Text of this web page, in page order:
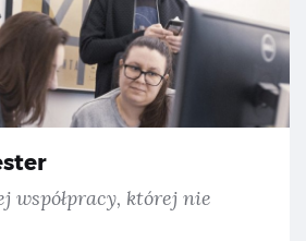
współpracy, której nie